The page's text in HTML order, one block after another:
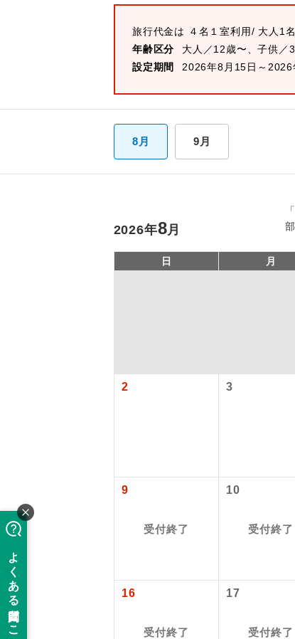
旅行代金は ４名１室利用/ 大人1
年齢区分
大人／12歳〜、子供／
設定期間
2026年8月15日～2026
8月 9月
2026年8月
日 月
2 3
9
受付終了
10
受付終了
16
受付終了
17
受付終了
航空会
以下の
お支払い
バ